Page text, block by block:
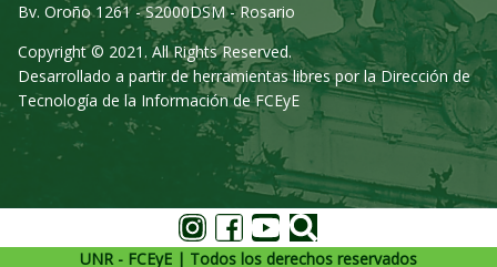
Bv. Oroño 1261 - S2000DSM - Rosario
Copyright © 2021. All Rights Reserved.
Desarrollado a partir de herramientas libres por la Dirección de
Tecnología de la Información de FCEyE
UNR - FCEyE | Todos los derechos reservados